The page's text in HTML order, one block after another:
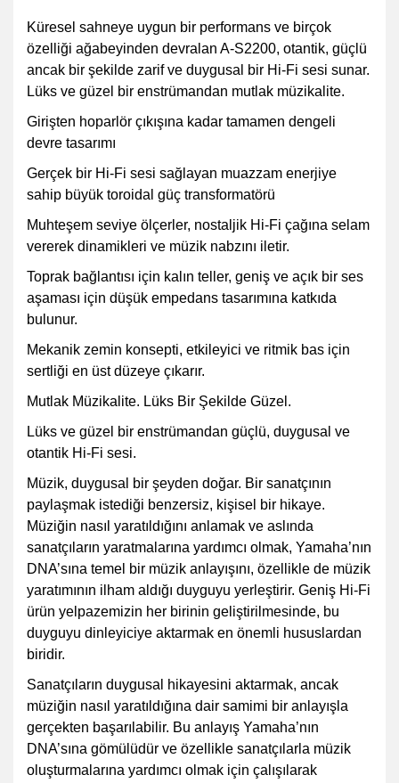
Küresel sahneye uygun bir performans ve birçok
özelliği ağabeyinden devralan A-S2200, otantik, güçlü
ancak bir şekilde zarif ve duygusal bir Hi-Fi sesi sunar.
Lüks ve güzel bir enstrümandan mutlak müzikalite.
Girişten hoparlör çıkışına kadar tamamen dengeli
devre tasarımı
Gerçek bir Hi-Fi sesi sağlayan muazzam enerjiye
sahip büyük toroidal güç transformatörü
Muhteşem seviye ölçerler, nostaljik Hi-Fi çağına selam
vererek dinamikleri ve müzik nabzını iletir.
Toprak bağlantısı için kalın teller, geniş ve açık bir ses
aşaması için düşük empedans tasarımına katkıda
bulunur.
Mekanik zemin konsepti, etkileyici ve ritmik bas için
sertliği en üst düzeye çıkarır.
Mutlak Müzikalite. Lüks Bir Şekilde Güzel.
Lüks ve güzel bir enstrümandan güçlü, duygusal ve
otantik Hi-Fi sesi.
Müzik, duygusal bir şeyden doğar. Bir sanatçının
paylaşmak istediği benzersiz, kişisel bir hikaye.
Müziğin nasıl yaratıldığını anlamak ve aslında
sanatçıların yaratmalarına yardımcı olmak, Yamaha’nın
DNA’sına temel bir müzik anlayışını, özellikle de müzik
yaratımının ilham aldığı duyguyu yerleştirir. Geniş Hi-Fi
ürün yelpazemizin her birinin geliştirilmesinde, bu
duyguyu dinleyiciye aktarmak en önemli hususlardan
biridir.
Sanatçıların duygusal hikayesini aktarmak, ancak
müziğin nasıl yaratıldığına dair samimi bir anlayışla
gerçekten başarılabilir. Bu anlayış Yamaha’nın
DNA’sına gömülüdür ve özellikle sanatçılarla müzik
oluşturmalarına yardımcı olmak için çalışılarak